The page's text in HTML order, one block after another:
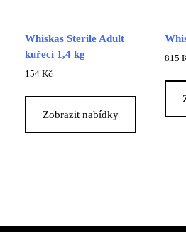
Whiskas Sterile Adult
kuřecí 1,4 kg
154 Kč
Zobrazit nabídky
815